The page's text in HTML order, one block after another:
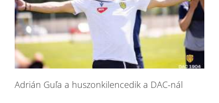
Adrián Guľa a huszonkilencedik a DAC-nál